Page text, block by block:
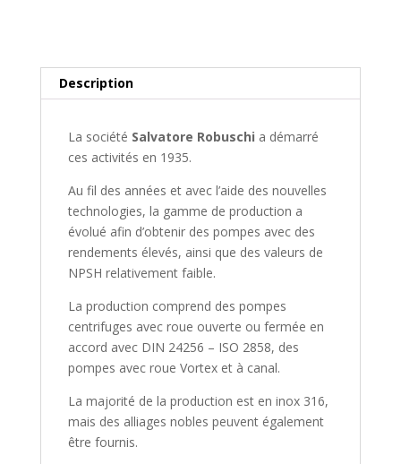
Description
La société Salvatore Robuschi a démarré
ces activités en 1935.
Au fil des années et avec l’aide des nouvelles
technologies, la gamme de production a
évolué afin d’obtenir des pompes avec des
rendements élevés, ainsi que des valeurs de
NPSH relativement faible.
La production comprend des pompes
centrifuges avec roue ouverte ou fermée en
accord avec DIN 24256 – ISO 2858, des
pompes avec roue Vortex et à canal.
La majorité de la production est en inox 316,
mais des alliages nobles peuvent également
être fournis.